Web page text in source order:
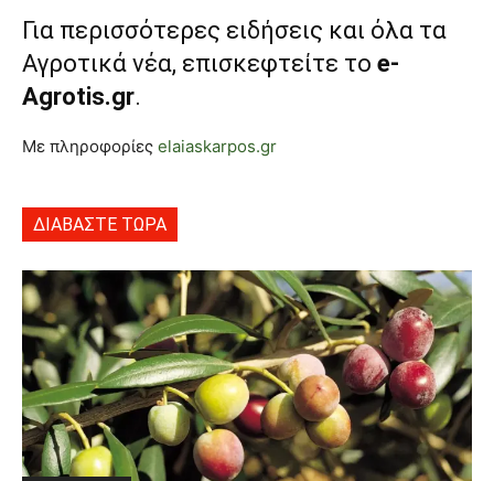
Για περισσότερες ειδήσεις και όλα τα
Αγροτικά νέα, επισκεφτείτε το e-
Agrotis.gr.
Με πληροφορίες elaiaskarpos.gr
ΔΙΑΒΑΣΤΕ ΤΩΡΑ